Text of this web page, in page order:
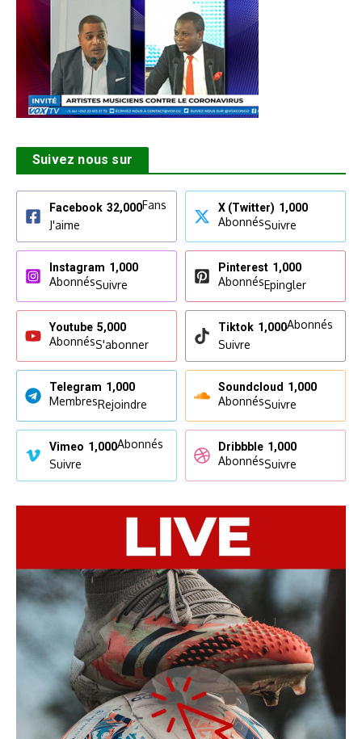
Suivez nous sur
Facebook 32,000Fans
J'aime
X (Twitter) 1,000
AbonnésSuivre
Instagram 1,000
AbonnésSuivre
Pinterest 1,000
AbonnésEpingler
Youtube 5,000
AbonnésS'abonner
Tiktok 1,000Abonnés
Suivre
Telegram 1,000
MembresRejoindre
Soundcloud 1,000
AbonnésSuivre
Vimeo 1,000Abonnés
Suivre
Dribbble 1,000
AbonnésSuivre